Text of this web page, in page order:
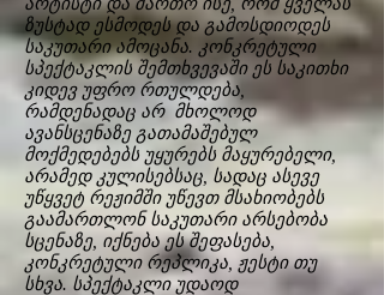
ზუსტად ესმოდეს და გამოსდიოდეს
საკუთარი ამოცანა. კონკრეტული
სპექტაკლის შემთხვევაში ეს საკითხი
კიდევ უფრო რთულდება,
რამდენადაც არ მხოლოდ
ავანსცენაზე გათამაშებულ
მოქმედებებს უყურებს მაყურებელი,
არამედ კულისებსაც, სადაც ასევე
უწყვეტ რეჟიმში უწევთ მსახიობებს
გაამართლონ საკუთარი არსებობა
სცენაზე, იქნება ეს შეფასება,
კონკრეტული რეპლიკა, ჟესტი თუ
სხვა. სპექტაკლი უდაოდ